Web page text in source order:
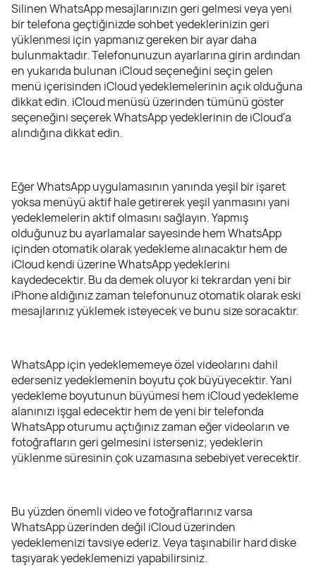
Silinen WhatsApp mesajlarınızın geri gelmesi veya yeni
bir telefona geçtiğinizde sohbet yedeklerinizin geri
yüklenmesi için yapmanız gereken bir ayar daha
bulunmaktadır. Telefonunuzun ayarlarına girin ardından
en yukarıda bulunan iCloud seçeneğini seçin gelen
menü içerisinden iCloud yedeklemelerinin açık olduğuna
dikkat edin. iCloud menüsü üzerinden tümünü göster
seçeneğini seçerek WhatsApp yedeklerinin de iCloud'a
alındığına dikkat edin.
Eğer WhatsApp uygulamasının yanında yeşil bir işaret
yoksa menüyü aktif hale getirerek yeşil yanmasını yani
yedeklemelerin aktif olmasını sağlayın. Yapmış
olduğunuz bu ayarlamalar sayesinde hem WhatsApp
içinden otomatik olarak yedekleme alınacaktır hem de
iCloud kendi üzerine WhatsApp yedeklerini
kaydedecektir. Bu da demek oluyor ki tekrardan yeni bir
iPhone aldığınız zaman telefonunuz otomatik olarak eski
mesajlarınız yüklemek isteyecek ve bunu size soracaktır.
WhatsApp için yedeklememeye özel videolarını dahil
ederseniz yedeklemenin boyutu çok büyüyecektir. Yani
yedekleme boyutunun büyümesi hem iCloud yedekleme
alanınızı işgal edecektir hem de yeni bir telefonda
WhatsApp oturumu açtığınız zaman eğer videoların ve
fotoğrafların geri gelmesini isterseniz; yedeklerin
yüklenme süresinin çok uzamasına sebebiyet verecektir.
Bu yüzden önemli video ve fotoğraflarınız varsa
WhatsApp üzerinden değil iCloud üzerinden
yedeklemenizi tavsiye ederiz. Veya taşınabilir hard diske
taşıyarak yedeklemenizi yapabilirsiniz.